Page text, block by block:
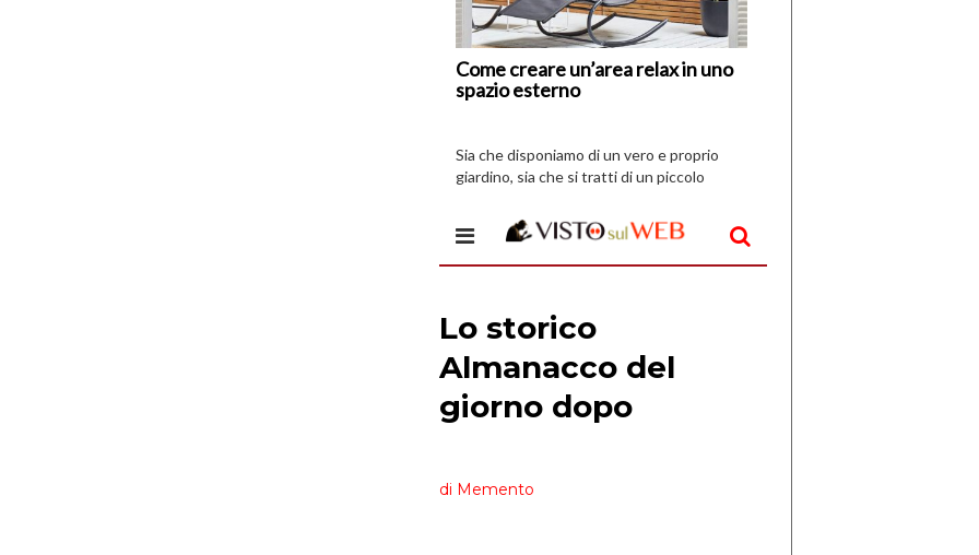
Come creare un’area relax in uno
spazio esterno
Sia che disponiamo di un vero e proprio
giardino, sia che si tratti di un piccolo